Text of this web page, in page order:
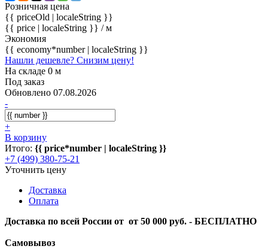
Розничная цена
{{ priceOld | localeString }}
{{ price | localeString }} / м
Экономия
{{ economy*number | localeString }}
Нашли дешевле? Снизим цену!
На складе 0 м
Под заказ
Обновлено 07.08.2026
-
+
В корзину
Итого: {{ price*number | localeString }}
+7 (499) 380-75-21
Уточнить цену
Доставка
Оплата
Доставка по всей России от от 50 000 руб. - БЕСПЛАТНО
Самовывоз